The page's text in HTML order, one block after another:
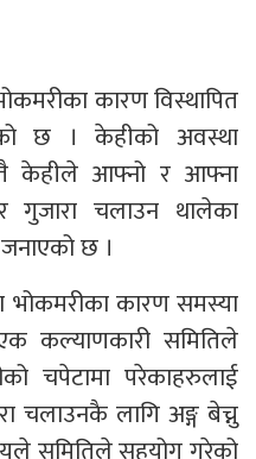
कारण विस्थापित
छ । केहीको अवस्था
केहीले आफ्नो र आफ्ना
गुजारा चलाउन थालेका
छ ।
भोकमरीका कारण समस्या
कल्याणकारी समितिले
चपेटामा परेकाहरुलाई
चलाउनकै लागि अङ्ग बेच्नु